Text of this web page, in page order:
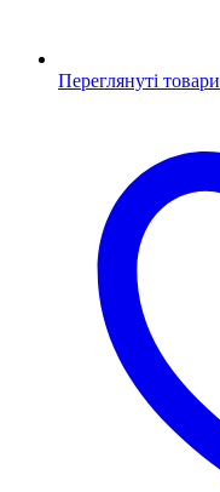
Переглянуті товари